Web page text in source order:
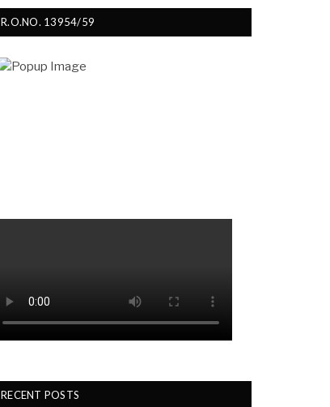
R.O.NO. 13954/59
RECENT POSTS